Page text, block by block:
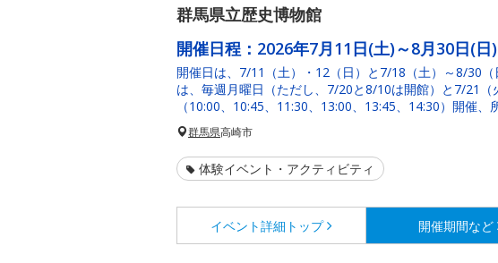
群馬県立歴史博物館
開催日程： 2026年7月11日(土)～8月30日(日)
開催日は、7/11（土）・12（日）と7/18（土）～8/30（
は、毎週月曜日（ただし、7/20と8/10は開館）と7/21（
（10:00、10:45、11:30、13:00、13:45、14:30）開催、
群馬県高崎市
体験イベント・アクティビティ
イベント詳細 トップ 開催期間など